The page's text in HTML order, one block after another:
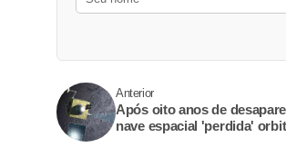
Anterior
Após oito anos de
nave espacial 'perdida'